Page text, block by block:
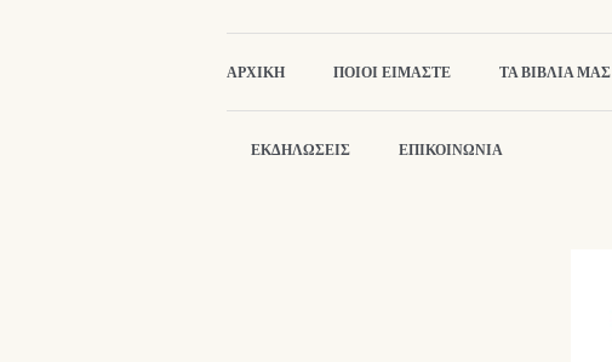
ΑΡΧΙΚΉ ΠΟΙΟΙ ΕΙΜΑΣΤΕ ΤΑ ΒΙΒΛΙΑ ΜΑΣ
ΕΚΔΗΛΏΣΕΙΣ ΕΠΙΚΟΙΝΩΝΙΑ